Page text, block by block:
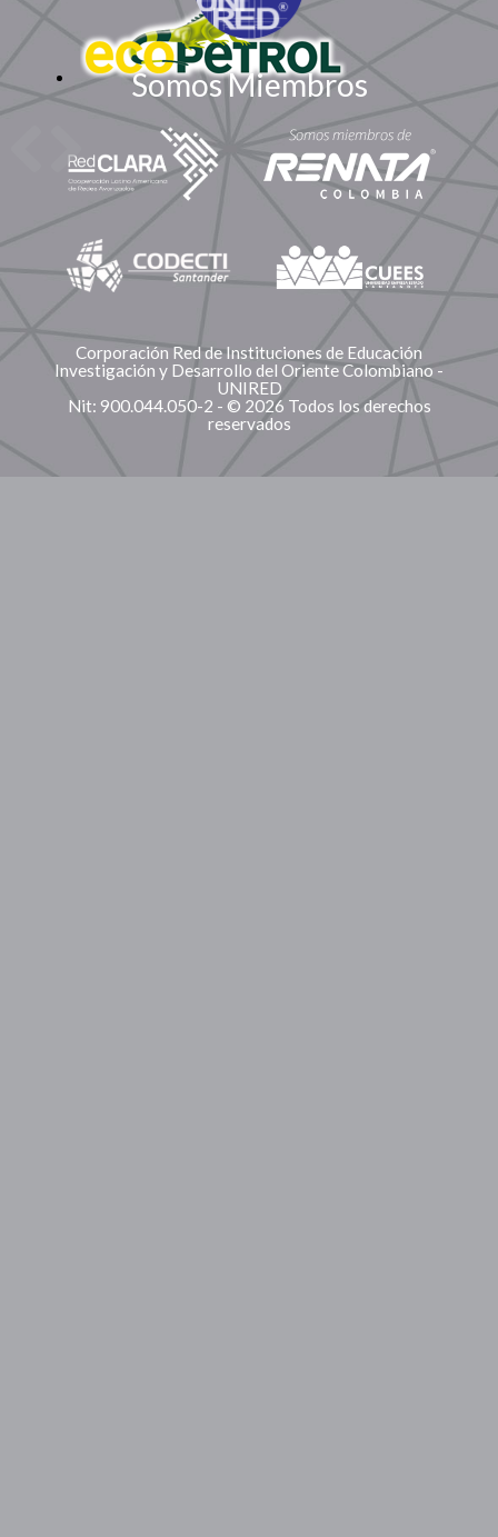
Somos Miembros
Corporación Red de Instituciones de Educación
Investigación y Desarrollo del Oriente Colombiano -
UNIRED
Nit: 900.044.050-2 - © 2026 Todos los derechos
reservados